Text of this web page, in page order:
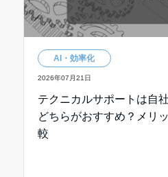
AI・効率化
2026年07月21日
テクニカルサポートは自
どちらがおすすめ？メリ
較